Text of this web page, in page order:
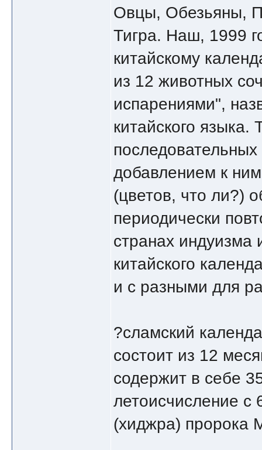
Овцы, Обезьяны,
Тигра. Наш, 1999
китайскому
из 12 животных
испарениями",
китайского языка.
добавлением к
(цветов, что ли?)
периодически
странах индуизма
китайского
и с разными для
?сламский
состоит из 12
содержит в себе
летоисчисление с
(хиджра) пророка